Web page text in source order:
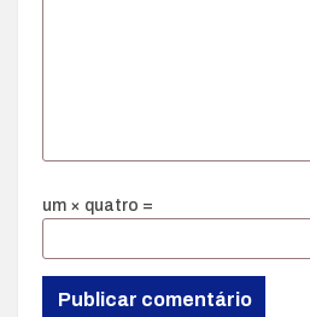
um × quatro =